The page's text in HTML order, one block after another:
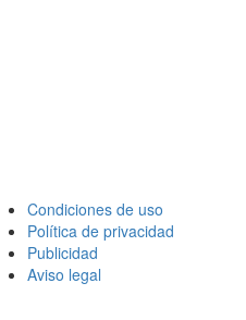
Condiciones de uso
Política de privacidad
Publicidad
Aviso legal